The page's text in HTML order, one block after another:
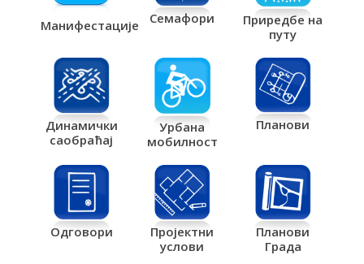
Манифестације Семафори
Приредбе на
путу
Динамички
саобраћај
Урбана
мобилност
Планови
Одговори
Пројектни
услови
Планови
Града